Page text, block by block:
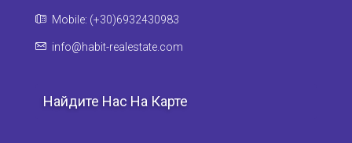
Mobile: (+30)6932430983
info@habit-realestate.com
Найдите Нас На Карте